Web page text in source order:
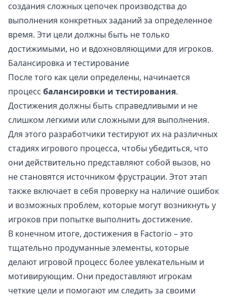
создания сложных цепочек производства до
выполнения конкретных заданий за определенное
время. Эти цели должны быть не только
достижимыми, но и вдохновляющими для игроков.
Балансировка и тестирование
После того как цели определены, начинается
процесс балансировки и тестирования.
Достижения должны быть справедливыми и не
слишком легкими или сложными для выполнения.
Для этого разработчики тестируют их на различных
стадиях игрового процесса, чтобы убедиться, что
они действительно представляют собой вызов, но
не становятся источником фрустрации. Этот этап
также включает в себя проверку на наличие ошибок
и возможных проблем, которые могут возникнуть у
игроков при попытке выполнить достижение.
В конечном итоге, достижения в Factorio – это
тщательно продуманные элементы, которые
делают игровой процесс более увлекательным и
мотивирующим. Они предоставляют игрокам
четкие цели и помогают им следить за своими